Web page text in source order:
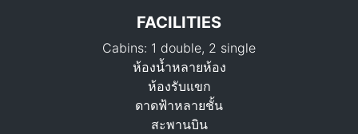
FACILITIES
Cabins: 1 double, 2 single
ห้องน้ำหลายห้อง
ห้องรับแขก
ดาดฟ้าหลายชั้น
สะพานบิน